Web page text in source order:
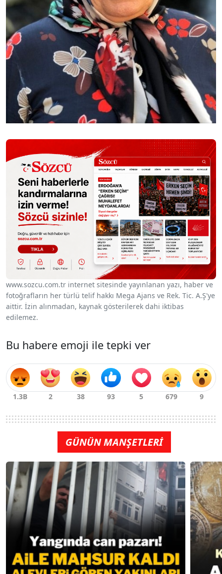
www.sozcu.com.tr internet sitesinde yayınlanan yazı, haber ve
fotoğrafların her türlü telif hakkı Mega Ajans ve Rek. Tic. A.Ş'ye
aittir. İzin alınmadan, kaynak gösterilerek dahi iktibas
edilemez.
Bu habere emoji ile tepki ver
GÜNÜN MANŞETLERİ